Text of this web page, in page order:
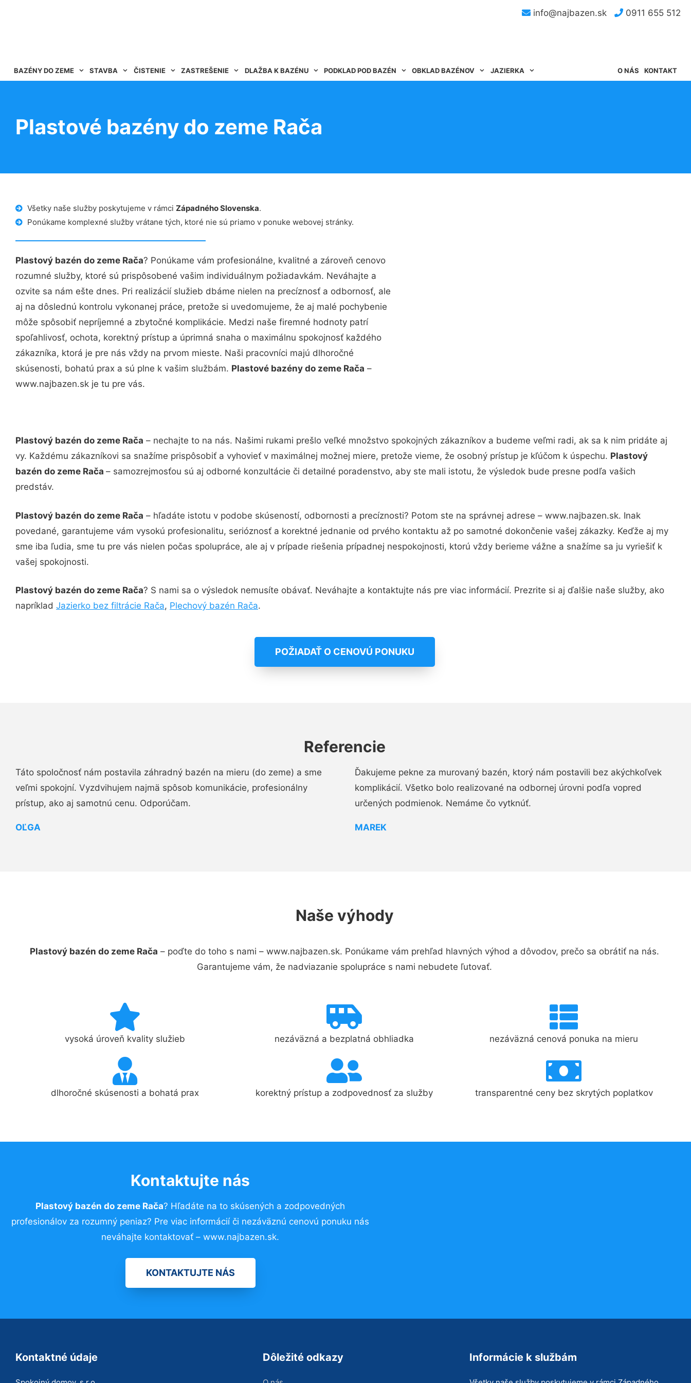
info@najbazen.sk 0911 655 512
BAZÉNY DO ZEME STAVBA ČISTENIE ZASTREŠENIE DLAŽBA K BAZÉNU PODKLAD POD BAZÉN OBKLAD BAZÉNOV JAZIERKA KONTAKT
O NÁS
Plastové bazény do zeme Rača
Všetky naše služby poskytujeme v rámci Západného Slovenska.
Ponúkame komplexné služby vrátane tých, ktoré nie sú priamo v ponuke webovej stránky.
Plastový bazén do zeme Rača? Ponúkame vám profesionálne, kvalitné a zároveň cenovo
rozumné služby, ktoré sú prispôsobené vašim individuálnym požiadavkám. Neváhajte a
ozvite sa nám ešte dnes. Pri realizácií služieb dbáme nielen na precíznosť a odbornosť, ale
aj na dôslednú kontrolu vykonanej práce, pretože si uvedomujeme, že aj malé pochybenie
môže spôsobiť nepríjemné a zbytočné komplikácie. Medzi naše firemné hodnoty patrí
spoľahlivosť, ochota, korektný prístup a úprimná snaha o maximálnu spokojnosť každého
zákazníka, ktorá je pre nás vždy na prvom mieste. Naši pracovníci majú dlhoročné
skúsenosti, bohatú prax a sú plne k vašim službám. Plastové bazény do zeme Rača –
www.najbazen.sk je tu pre vás.
Plastový bazén do zeme Rača – nechajte to na nás. Našimi rukami prešlo veľké množstvo spokojných zákazníkov a budeme veľmi radi, ak sa k nim pridáte aj
vy. Každému zákazníkovi sa snažíme prispôsobiť a vyhovieť v maximálnej možnej miere, pretože vieme, že osobný prístup je kľúčom k úspechu. Plastový
bazén do zeme Rača – samozrejmosťou sú aj odborné konzultácie či detailné poradenstvo, aby ste mali istotu, že výsledok bude presne podľa vašich
predstáv.
Plastový bazén do zeme Rača – hľadáte istotu v podobe skúseností, odbornosti a precíznosti? Potom ste na správnej adrese – www.najbazen.sk. Inak
povedané, garantujeme vám vysokú profesionalitu, serióznosť a korektné jednanie od prvého kontaktu až po samotné dokončenie vašej zákazky. Keďže aj my
sme iba ľudia, sme tu pre vás nielen počas spolupráce, ale aj v prípade riešenia prípadnej nespokojnosti, ktorú vždy berieme vážne a snažíme sa ju vyriešiť k
vašej spokojnosti.
Plastový bazén do zeme Rača? S nami sa o výsledok nemusíte obávať. Neváhajte a kontaktujte nás pre viac informácií. Prezrite si aj ďalšie naše služby, ako
napríklad Jazierko bez filtrácie Rača, Plechový bazén Rača.
POŽIADAŤ O CENOVÚ PONUKU
Referencie
Táto spoločnosť nám postavila záhradný bazén na mieru (do zeme) a sme
veľmi spokojní. Vyzdvihujem najmä spôsob komunikácie, profesionálny
prístup, ako aj samotnú cenu. Odporúčam.
OĽGA
Ďakujeme pekne za murovaný bazén, ktorý nám postavili bez akýchkoľvek
komplikácií. Všetko bolo realizované na odbornej úrovni podľa vopred
určených podmienok. Nemáme čo vytknúť.
MAREK
Naše výhody
Plastový bazén do zeme Rača – poďte do toho s nami – www.najbazen.sk. Ponúkame vám prehľad hlavných výhod a dôvodov, prečo sa obrátiť na nás.
Garantujeme vám, že nadviazanie spolupráce s nami nebudete ľutovať.
vysoká úroveň kvality služieb nezáväzná a bezplatná obhliadka nezáväzná cenová ponuka na mieru
dlhoročné skúsenosti a bohatá prax korektný prístup a zodpovednosť za služby transparentné ceny bez skrytých poplatkov
Kontaktujte nás
Plastový bazén do zeme Rača? Hľadáte na to skúsených a zodpovedných
profesionálov za rozumný peniaz? Pre viac informácií či nezáväznú cenovú ponuku nás
neváhajte kontaktovať – www.najbazen.sk.
KONTAKTUJTE NÁS
Kontaktné údaje Dôležité odkazy Informácie k službám